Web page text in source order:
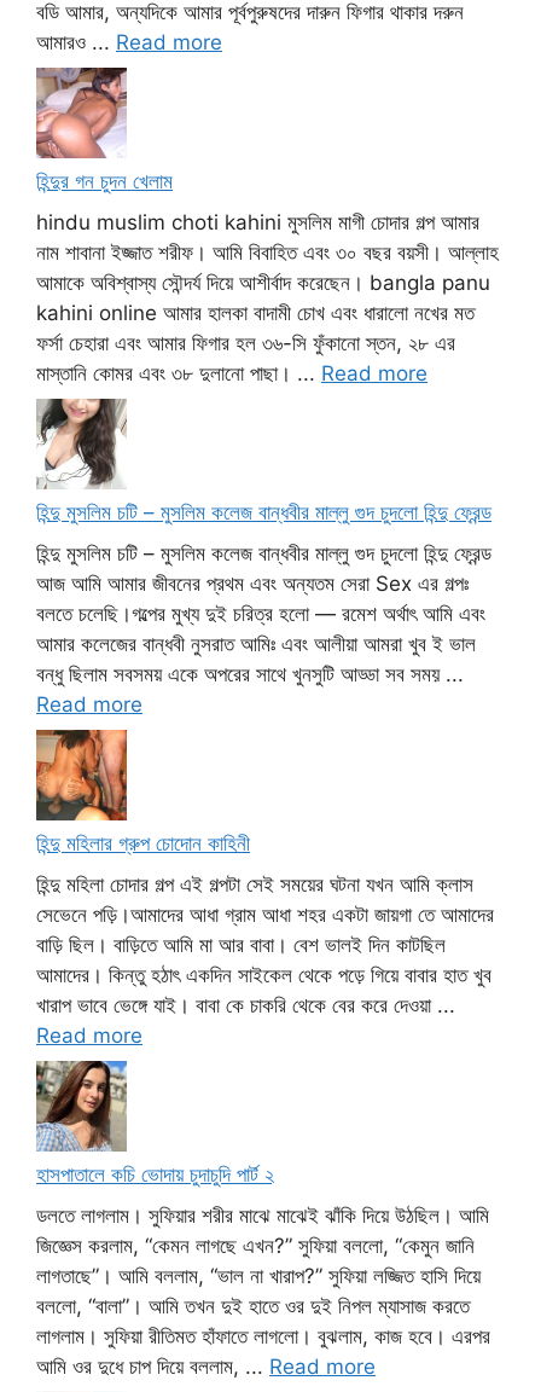
বডি আমার, অন্যদিকে আমার পূর্বপুরুষদের দারুন ফিগার থাকার দরুন
আমারও ... Read more
হিন্দুর গন চুদন খেলাম
hindu muslim choti kahini মুসলিম মাগী চোদার গল্প আমার
নাম শাবানা ইজ্জাত শরীফ। আমি বিবাহিত এবং ৩০ বছর বয়সী। আল্লাহ
আমাকে অবিশ্বাস্য সৌন্দর্য দিয়ে আশীর্বাদ করেছেন। bangla panu
kahini online আমার হালকা বাদামী চোখ এবং ধারালো নখের মত
ফর্সা চেহারা এবং আমার ফিগার হল ৩৬-সি ফুঁকানো স্তন, ২৮ এর
মাস্তানি কোমর এবং ৩৮ দুলানো পাছা। ... Read more
হিন্দু মুসলিম চটি – মুসলিম কলেজ বান্ধবীর মাল্লু গুদ চুদলো হিন্দু ফ্রেন্ড
হিন্দু মুসলিম চটি – মুসলিম কলেজ বান্ধবীর মাল্লু গুদ চুদলো হিন্দু ফ্রেন্ড
আজ আমি আমার জীবনের প্রথম এবং অন্যতম সেরা Sex এর গল্পঃ
বলতে চলেছি।গল্পের মুখ্য দুই চরিত্র হলো — রমেশ অর্থাৎ আমি এবং
আমার কলেজের বান্ধবী নুসরাত আমিঃ এবং আলীয়া আমরা খুব ই ভাল
বন্ধু ছিলাম সবসময় একে অপরের সাথে খুনসুটি আড্ডা সব সময় ...
Read more
হিন্দু মহিলার গ্রুপ চোদোন কাহিনী
হিন্দু মহিলা চোদার গল্প এই গল্পটা সেই সময়ের ঘটনা যখন আমি ক্লাস
সেভেনে পড়ি।আমাদের আধা গ্রাম আধা শহর একটা জায়গা তে আমাদের
বাড়ি ছিল। বাড়িতে আমি মা আর বাবা। বেশ ভালই দিন কাটছিল
আমাদের। কিন্তু হঠাৎ একদিন সাইকেল থেকে পড়ে গিয়ে বাবার হাত খুব
খারাপ ভাবে ভেঙ্গে যাই। বাবা কে চাকরি থেকে বের করে দেওয়া ...
Read more
হাসপাতালে কচি ভোদায় চুদাচুদি পার্ট ২
ডলতে লাগলাম। সুফিয়ার শরীর মাঝে মাঝেই ঝাঁকি দিয়ে উঠছিল। আমি
জিজ্ঞেস করলাম, “কেমন লাগছে এখন?” সুফিয়া বললো, “কেমুন জানি
লাগতাছে”। আমি বললাম, “ভাল না খারাপ?” সুফিয়া লজ্জিত হাসি দিয়ে
বললো, “বালা”। আমি তখন দুই হাতে ওর দুই নিপল ম্যাসাজ করতে
লাগলাম। সুফিয়া রীতিমত হাঁফাতে লাগলো। বুঝলাম, কাজ হবে। এরপর
আমি ওর দুধে চাপ দিয়ে বললাম, ... Read more